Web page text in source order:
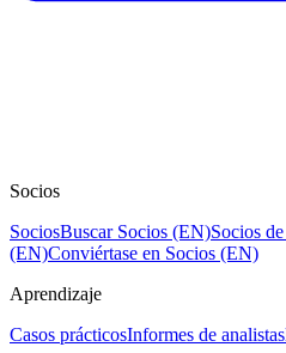
Socios
SociosBuscar Socios (EN)Socios
(EN)Conviértase en Socios (EN)
Aprendizaje
Casos prácticosInformes de analistas